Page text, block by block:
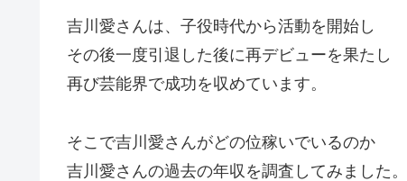
吉川愛さんは、子役時代から活動を開始し
その後一度引退した後に再デビューを果たし
再び芸能界で成功を収めています。
そこで吉川愛さんがどの位稼いでいるのか
吉川愛さんの過去の年収を調査してみました。